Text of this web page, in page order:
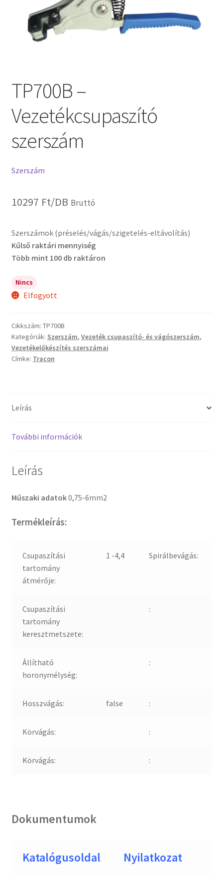
TP700B –
Vezetékcsupaszító
szerszám
Szerszám
10297 Ft/DB Bruttó
Szerszámok (préselés/vágás/szigetelés-eltávolítás)
Kűlső raktári mennyiség
Több mint 100 db raktáron
Nincs
Elfogyott
Cikkszám: TP700B
Kategóriák: Szerszám, Vezeték csupaszító- és vágószerszám,
Vezetékelőkészítés szerszámai
Címke: Tracon
Leírás
További információk
Leírás
Műszaki adatok0,75-6mm2
Termékleírás:
Csupaszítási
tartomány
átmérője:
1 -4,4 Spirálbevágás:
Csupaszítási
tartomány
keresztmetszete:
:
Állítható
horonymélység:
:
Hosszvágás: false :
Körvágás: :
Körvágás: :
Dokumentumok
Katalógusoldal Nyilatkozat